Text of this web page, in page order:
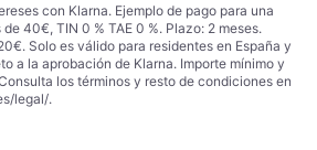
con Klarna. Ejemplo de pago para una
40€, TIN 0 % TAE 0 %. Plazo: 2 meses.
Solo es válido para residentes en España y
a la aprobación de Klarna. Importe mínimo y
los términos y resto de condiciones en
legal/.